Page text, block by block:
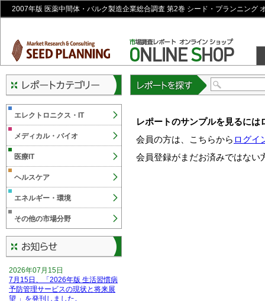
2007年版 医薬中間体・バルク製造企業総合調査 第2巻 シード・プランニング
レポートのサンプルを見るには
会員の方は、こちらから ログイ
会員登録がまだお済みではない
エレクトロニクス・IT
メディカル・バイオ
医療IT
ヘルスケア
エネルギー・環境
その他の市場分野
2026年07月15日
7月15日、「2026年版 生活習慣病
予防管理サービスの現状と将来展
望 」を発刊しました。